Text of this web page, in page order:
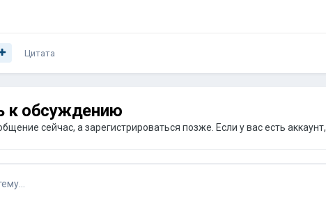
Цитата
к обсуждению
сейчас, а зарегистрироваться позже. Если у вас есть аккаунт,